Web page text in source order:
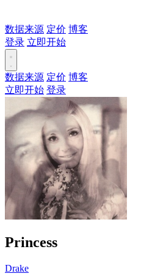
数据来源 定价 博客
登录 立即开始
数据来源 定价 博客
立即开始 登录
Princess
Drake